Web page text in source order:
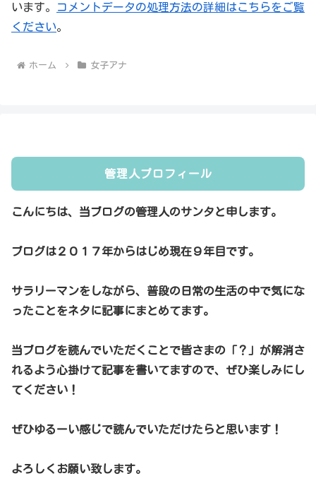
います。
コメントデータの処理方法の詳細はこちらをご覧
ください。
ホーム 女子アナ
管理人プロフィール
こんにちは、当ブログの管理人のサンタと申します。
ブログは２０１７年からはじめ現在９年目です。
サラリーマンをしながら、普段の日常の生活の中で気にな
ったことをネタに記事にまとめてます。
当ブログを読んでいただくことで皆さまの「？」が解消さ
れるよう心掛けて記事を書いてますので、ぜひ楽しみにし
てください！
ぜひゆるーい感じで読んでいただけたらと思います！
よろしくお願い致します。